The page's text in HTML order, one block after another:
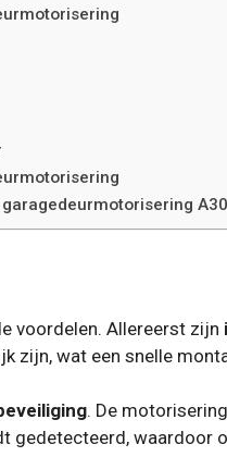
A30
voordelen. Allereerst zijn
zijn, wat een snelle
. De
gedetecteerd, waardoor